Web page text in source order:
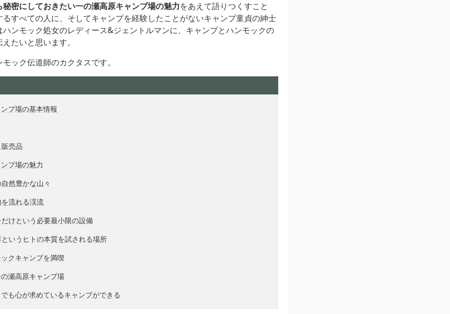
秘密にしておきたい一の瀬高原キャンプ場の魅力をあえて語りつくすこと
すべての人に、そしてキャンプを経験したことがないキャンプ童貞の紳士
ハンモック処女のレディース&ジェントルマンに、キャンプとハンモックの
たいと思います。
ック伝道師のカクタスです。
プ場の基本情報
売品
プ場の魅力
然豊かな山々
流れる渓流
けという必要最小限の設備
いうヒトの本質を試される場所
クキャンプを満喫
瀬高原キャンプ場
も心が求めているキャンプができる